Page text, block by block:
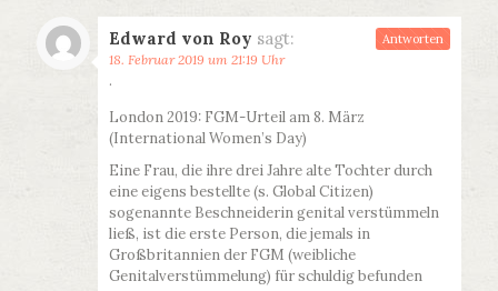
Edward von Roy sagt:
18. Februar 2019 um 21:19 Uhr
·
London 2019: FGM-Urteil am 8. März
(International Women’s Day)
Eine Frau, die ihre drei Jahre alte Tochter durch
eine eigens bestellte (s. Global Citizen)
sogenannte Beschneiderin genital verstümmeln
ließ, ist die erste Person, die jemals in
Großbritannien der FGM (weibliche
Genitalverstümmelung) für schuldig befunden
Antworten